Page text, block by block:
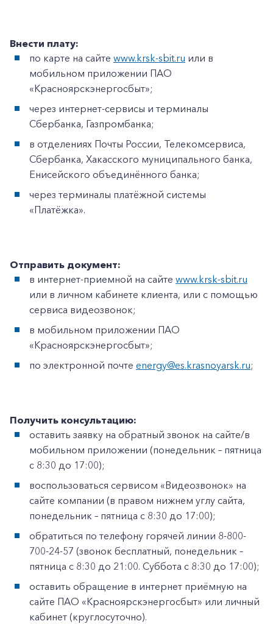
Внести плату:
по карте на сайте www.krsk-sbit.ru или в
мобильном приложении ПАО
«Красноярскэнергосбыт»;
через интернет-сервисы и терминалы
Сбербанка, Газпромбанка;
в отделениях Почты России, Телекомсервиса,
Сбербанка, Хакасского муниципального банка,
Енисейского объединённого банка;
через терминалы платёжной системы
«Платёжка».
Отправить документ:
в интернет-приемной на сайте www.krsk-sbit.ru
или в личном кабинете клиента, или с помощью
сервиса видеозвонок;
в мобильном приложении ПАО
«Красноярскэнергосбыт»;
по электронной почте energy@es.krasnoyarsk.ru;
Получить консультацию:
оставить заявку на обратный звонок на сайте/в
мобильном приложении (понедельник – пятница
с 8:30 до 17:00);
воспользоваться сервисом «Видеозвонок» на
сайте компании (в правом нижнем углу сайта,
понедельник – пятница с 8:30 до 17:00);
обратиться по телефону горячей линии 8-800-
700-24-57 (звонок бесплатный, понедельник –
пятница с 8:30 до 21:00. Суббота с 8:30 до 17:00);
оставить обращение в интернет приёмную на
сайте ПАО «Красноярскэнергосбыт» или личный
кабинет (круглосуточно).